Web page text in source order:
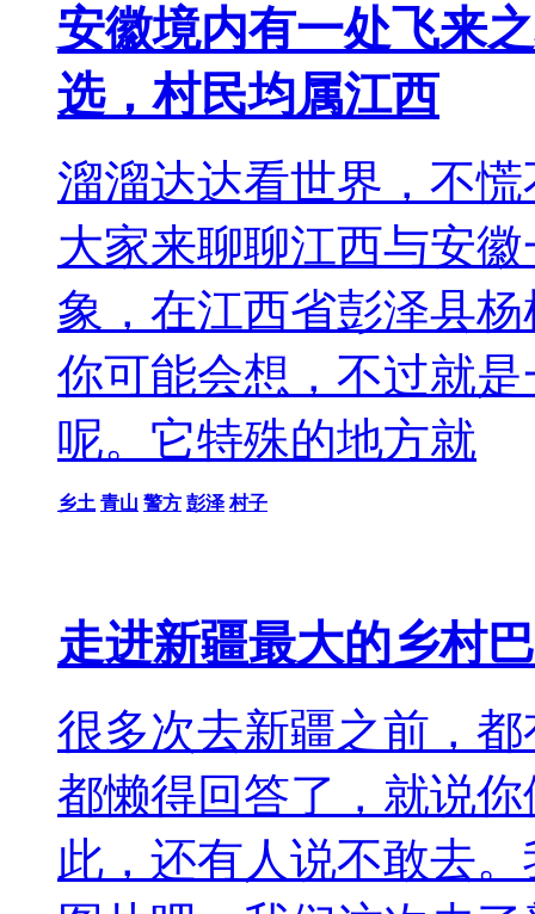
安徽境内有一处飞来
选，村民均属江西
溜溜达达看世界，不
大家来聊聊江西与安
象，在江西省彭泽县
你可能会想，不过就
呢。它特殊的地方就
乡土 青山 警方 彭泽 村子
走进新疆最大的乡村
很多次去新疆之前，
都懒得回答了，就说
此，还有人说不敢去